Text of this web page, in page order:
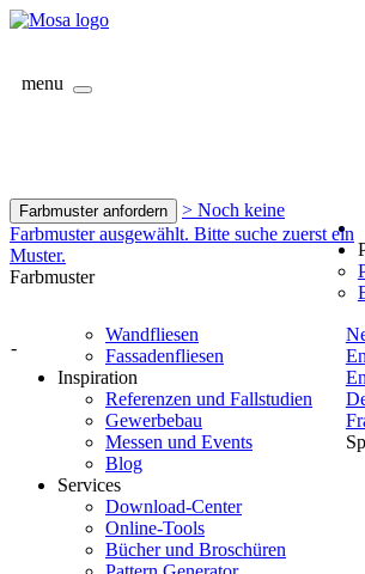
menu
Farbmuster anfordern
> Noch keine
Farbmuster ausgewählt. Bitte suche zuerst ein
Muster.
Farbmuster
-
Wandfliesen
Fassadenfliesen
Inspiration
Referenzen und Fallstudien
Gewerbebau
Messen und Events
Blog
Services
Download-Center
Online-Tools
Bücher und Broschüren